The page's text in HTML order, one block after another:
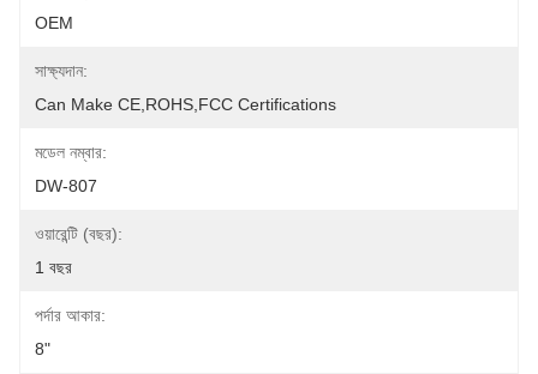
OEM
সাক্ষ্যদান:
Can Make CE,ROHS,FCC Certifications
মডেল নম্বার:
DW-807
ওয়ারেন্টি (বছর):
1 বছর
পর্দার আকার:
8"